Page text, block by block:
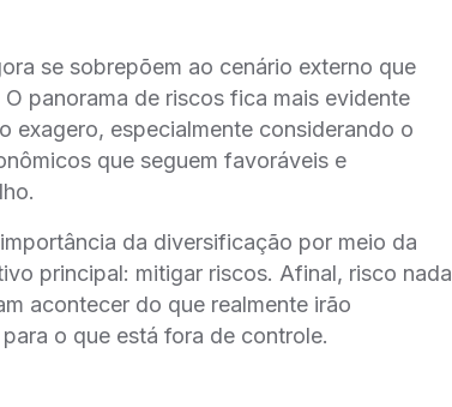
se sobrepõem ao cenário externo que
panorama de riscos fica mais evidente
exagero, especialmente considerando o
que seguem favoráveis e
da diversificação por meio da
principal: mitigar riscos. Afinal, risco nada
acontecer do que realmente irão
o que está fora de controle.